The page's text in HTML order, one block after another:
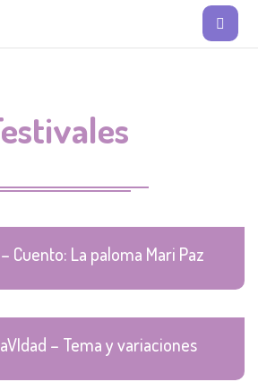
Cuento: La paloma Mari Paz
– Tema y variaciones